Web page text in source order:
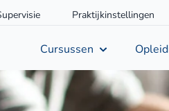
Praktijkinstellingen
Cursussen